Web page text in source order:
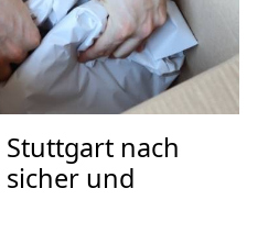
Stuttgart nach
sicher und